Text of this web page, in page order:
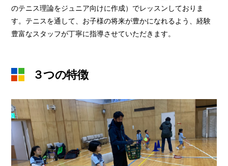
のテニス理論をジュニア向けに作成）でレッスンしておりま
す。テニスを通して、お子様の将来が豊かになれるよう、経験
豊富なスタッフが丁寧に指導させていただきます。
３つの特徴